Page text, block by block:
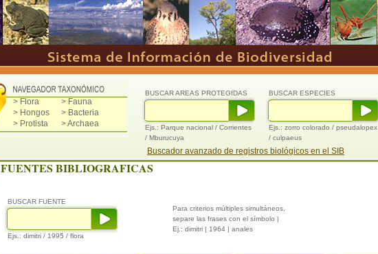
> Flora
> Fauna
> Hongos
> Bacteria
> Protista
> Archaea
BUSCAR ESPECIES
Ejs.: zorro colorado / pseudalopex
/ culpaeus
BUSCAR AREAS PROTEGIDAS
Ejs.: Parque nacional / Corrientes
/ Mburucuya
Buscador avanzado de registros biológicos en el SIB
FUENTES BIBLIOGRAFICAS
BUSCAR FUENTE
Ejs.: dimitri / 1995 / flora
Para criterios múltiples simultáneos,
separe las frases con el símbolo |
Ej.: dimitri | 1964 | anales